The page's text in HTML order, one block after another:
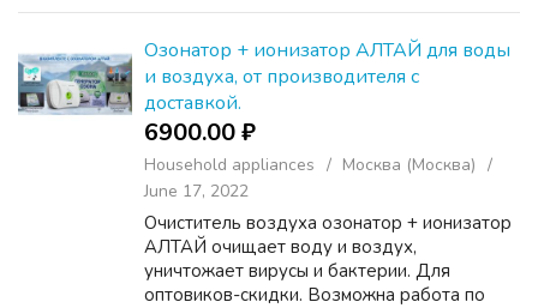
Озонатор + ионизатор АЛТАЙ для воды
и воздуха, от производителя с
доставкой.
6900.00 ₽
Household appliances
Москва (Москва)
June 17, 2022
Очиститель воздуха озонатор + ионизатор
АЛТАЙ очищает воду и воздух,
уничтожает вирусы и бактерии. Для
оптовиков-скидки. Возможна работа по